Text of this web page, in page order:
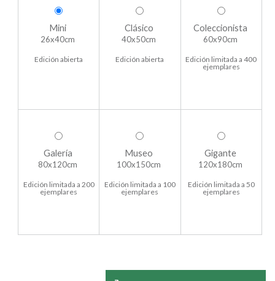
Mini
26x40cm
Edición abierta
Clásico
40x50cm
Edición abierta
Coleccionista
60x90cm
Edición limitada a 400
ejemplares
Galería
80x120cm
Edición limitada a 200
ejemplares
Museo
100x150cm
Edición limitada a 100
ejemplares
Gigante
120x180cm
Edición limitada a 50
ejemplares